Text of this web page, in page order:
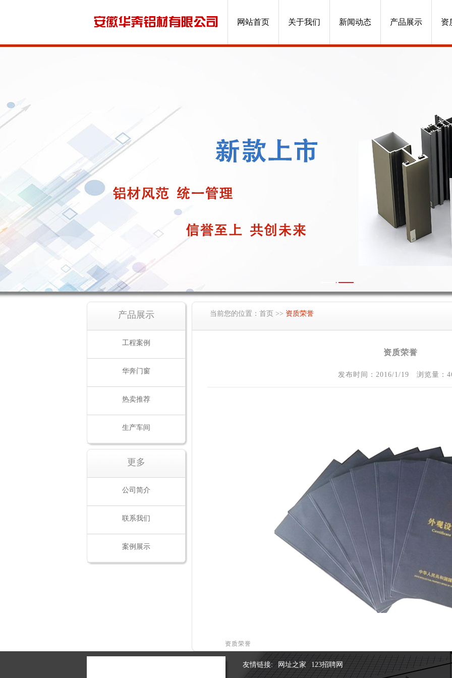
网站首页 关于我们 新闻动态 产品展示 资
产品展示
工程案例
华奔门窗
热卖推荐
生产车间
更多
公司简介
联系我们
案例展示
当前您的位置： 首页 >> 资质荣誉
资质荣誉
发布时间：2016/1/19 浏览量：
资质荣誉
友情链接: 网址之家 123招聘网